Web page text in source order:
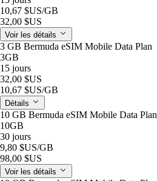
10,67 $US/GB
32,00 $US
Voir les détails
3 GB Bermuda eSIM Mobile Data Plan
3GB
15 jours
32,00 $US
10,67 $US/GB
Détails
10 GB Bermuda eSIM Mobile Data Plan
10GB
30 jours
9,80 $US/GB
98,00 $US
Voir les détails